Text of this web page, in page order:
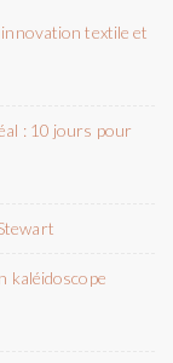
textile et
: 10 jours pour
kaléidoscope